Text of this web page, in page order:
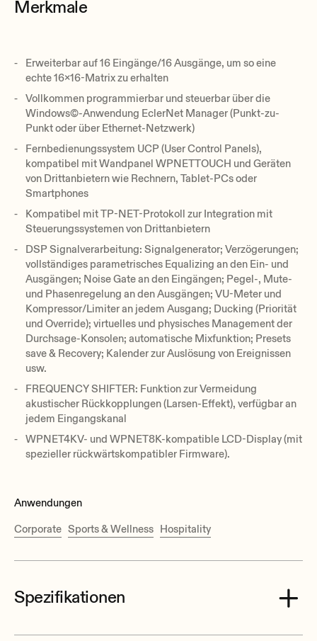
Merkmale
Erweiterbar auf 16 Eingänge/16 Ausgänge, um so eine
echte 16x16-Matrix zu erhalten
Vollkommen programmierbar und steuerbar über die
Windows©-Anwendung EclerNet Manager (Punkt-zu-
Punkt oder über Ethernet-Netzwerk)
Fernbedienungssystem UCP (User Control Panels),
kompatibel mit Wandpanel WPNETTOUCH und Geräten
von Drittanbietern wie Rechnern, Tablet-PCs oder
Smartphones
Kompatibel mit TP-NET-Protokoll zur Integration mit
Steuerungssystemen von Drittanbietern
DSP Signalverarbeitung: Signalgenerator; Verzögerungen;
vollständiges parametrisches Equalizing an den Ein- und
Ausgängen; Noise Gate an den Eingängen; Pegel-, Mute-
und Phasenregelung an den Ausgängen; VU-Meter und
Kompressor/Limiter an jedem Ausgang; Ducking (Priorität
und Override); virtuelles und physisches Management der
Durchsage-Konsolen; automatische Mixfunktion; Presets
save & Recovery; Kalender zur Auslösung von Ereignissen
usw.
FREQUENCY SHIFTER: Funktion zur Vermeidung
akustischer Rückkopplungen (Larsen-Effekt), verfügbar an
jedem Eingangskanal
WPNET4KV- und WPNET8K-kompatible LCD-Display (mit
spezieller rückwärtskompatibler Firmware).
Anwendungen
Corporate Sports & Wellness Hospitality
Spezifikationen